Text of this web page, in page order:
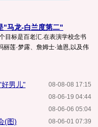
"马龙-白兰度第二"
目标是百老汇.在表演学校念书
丽莲·梦露、詹姆士·迪恩,以及伟
08-08-08 17:15
好男儿"
08-06-19 04:44
08-06-06 05:04
08-06-01 07:39
(图)